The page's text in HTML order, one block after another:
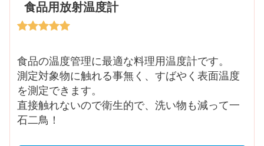
食品用放射温度計
食品の温度管理に最適な料理用温度計です。
測定対象物に触れる事無く、すばやく表面温度
を測定できます。
直接触れないので衛生的で、洗い物も減って一
石二鳥！